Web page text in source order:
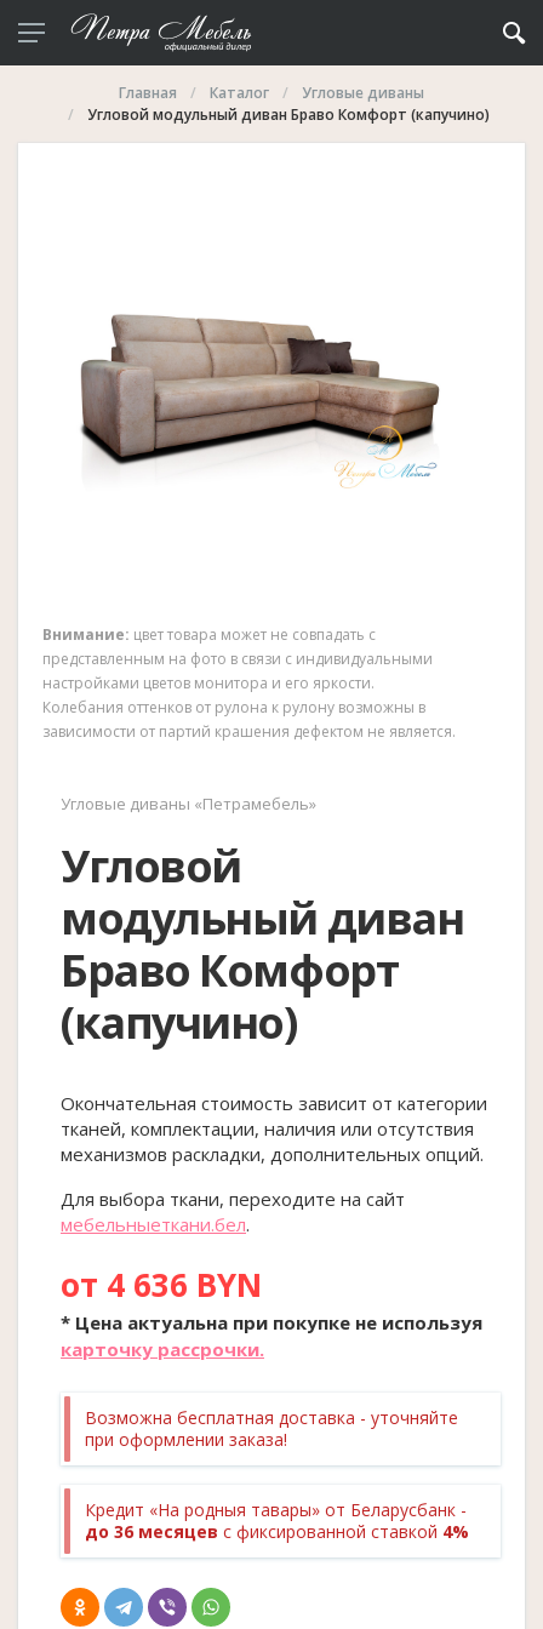
Главная Каталог
Угловые диваны
Угловой модульный диван Браво Комфорт (капучино)
Внимание: цвет товара может не совпадать с
представленным на фото в связи с индивидуальными
настройками цветов монитора и его яркости.
Колебания оттенков от рулона к рулону возможны в
зависимости от партий крашения дефектом не является.
Угловые диваны «Петрамебель»
Угловой
модульный диван
Браво Комфорт
(капучино)
Окончательная стоимость зависит от категории
тканей, комплектации, наличия или отсутствия
механизмов раскладки, дополнительных опций.
Для выбора ткани, переходите на сайт
мебельныеткани.бел.
от 4 636 BYN
* Цена актуальна при покупке не используя
карточку рассрочки.
Возможна бесплатная доставка - уточняйте
при оформлении заказа!
Кредит «На родныя тавары» от Беларусбанк -
до 36 месяцев с фиксированной ставкой 4%